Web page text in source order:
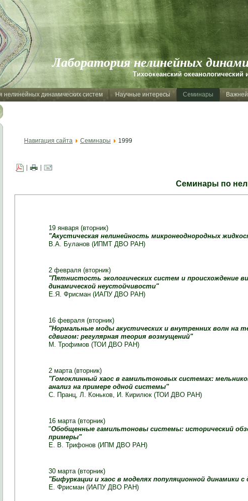
Лаборатория нелинейных
Тихоокеанский
нелинейных динамических систем Научные интересы Семинары
Навигация сайта Семинары 1999
Семинары по
19 января (вторник)
"Акустическая нелинейность микронеоднородных
В.А. Буланов (ИПМТ ДВО РАН)
2 февраля (вторник)
"Пятнистость экологических систем и происхождение
динамической неустойчивости"
Е.Я. Фрисман (ИАПУ ДВО РАН)
16 февраля (вторник)
"Нормальные моды акустических и внутренних волн на
сдвигом: регулярная теория возмущений"
М. Трофимов (ТОИ ДВО РАН)
2 марта (вторник)
"Гомоклинный хаос в гамильтоновых системах:
анализ на примере одной системы"
С. Пранц, Л. Коньков, И. Кирилюк (ТОИ ДВО РАН)
16 марта (вторник)
"Обобщенные гамильтоновы системы: исторический
примеры"
Е. В. Трифонов (ИПМ ДВО РАН)
30 марта (вторник)
"Бифуркации и хаос в моделях популяционной динамики
Е. Фрисман (ИАПУ ДВО РАН)